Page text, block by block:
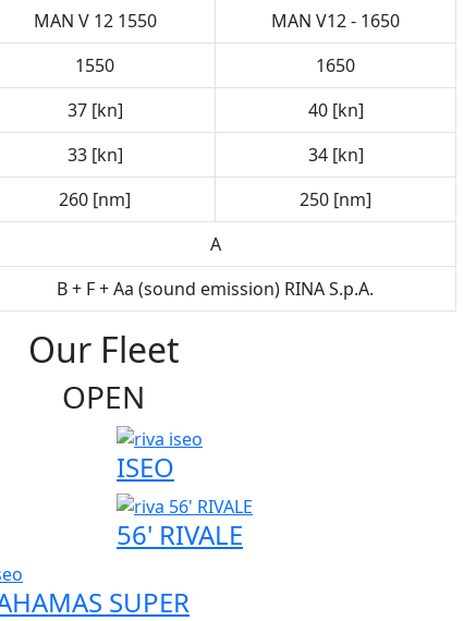
MAN V 12 1550
MAN V12 - 1650
1550
1650
37 [kn]
40 [kn]
33 [kn]
34 [kn]
260 [nm]
250 [nm]
A
B + F + Aa (sound emission) RINA S.p.A.
Our Fleet
OPEN
ISEO
56' RIVALE
SUPER